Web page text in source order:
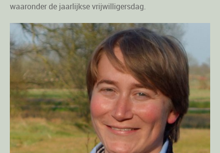
waaronder de jaarlijkse vrijwilligersdag.